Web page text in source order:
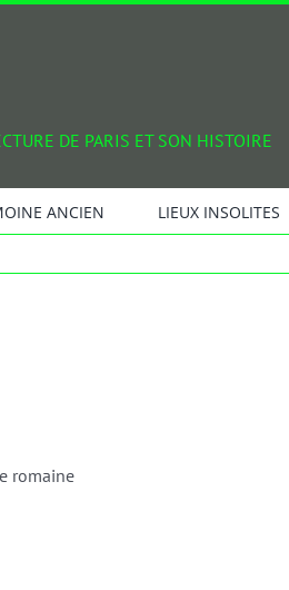
DE PARIS ET SON HISTOIRE
ANCIEN LIEUX INSOLITES
romaine